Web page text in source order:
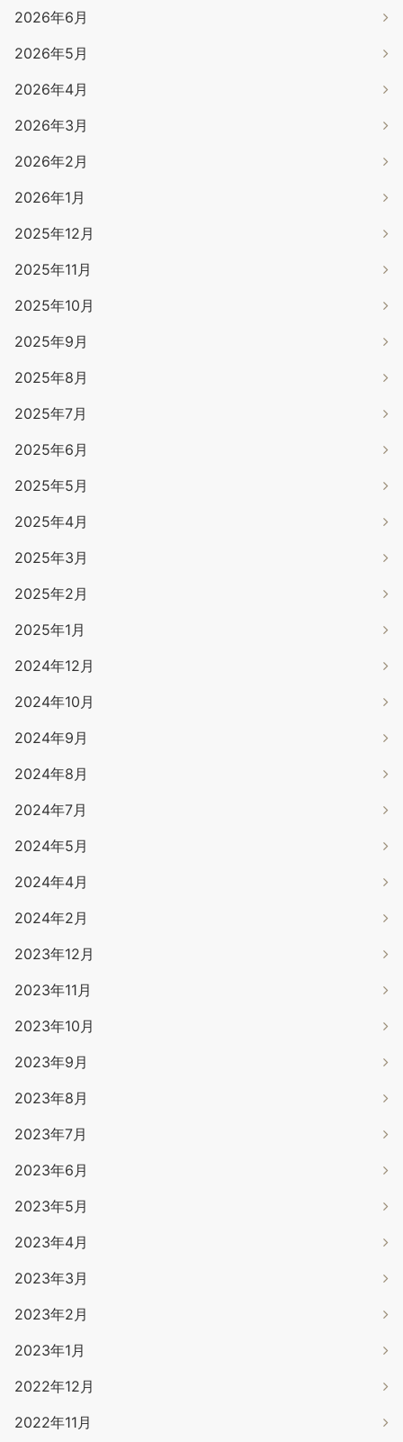
2026年6月
2026年5月
2026年4月
2026年3月
2026年2月
2026年1月
2025年12月
2025年11月
2025年10月
2025年9月
2025年8月
2025年7月
2025年6月
2025年5月
2025年4月
2025年3月
2025年2月
2025年1月
2024年12月
2024年10月
2024年9月
2024年8月
2024年7月
2024年5月
2024年4月
2024年2月
2023年12月
2023年11月
2023年10月
2023年9月
2023年8月
2023年7月
2023年6月
2023年5月
2023年4月
2023年3月
2023年2月
2023年1月
2022年12月
2022年11月